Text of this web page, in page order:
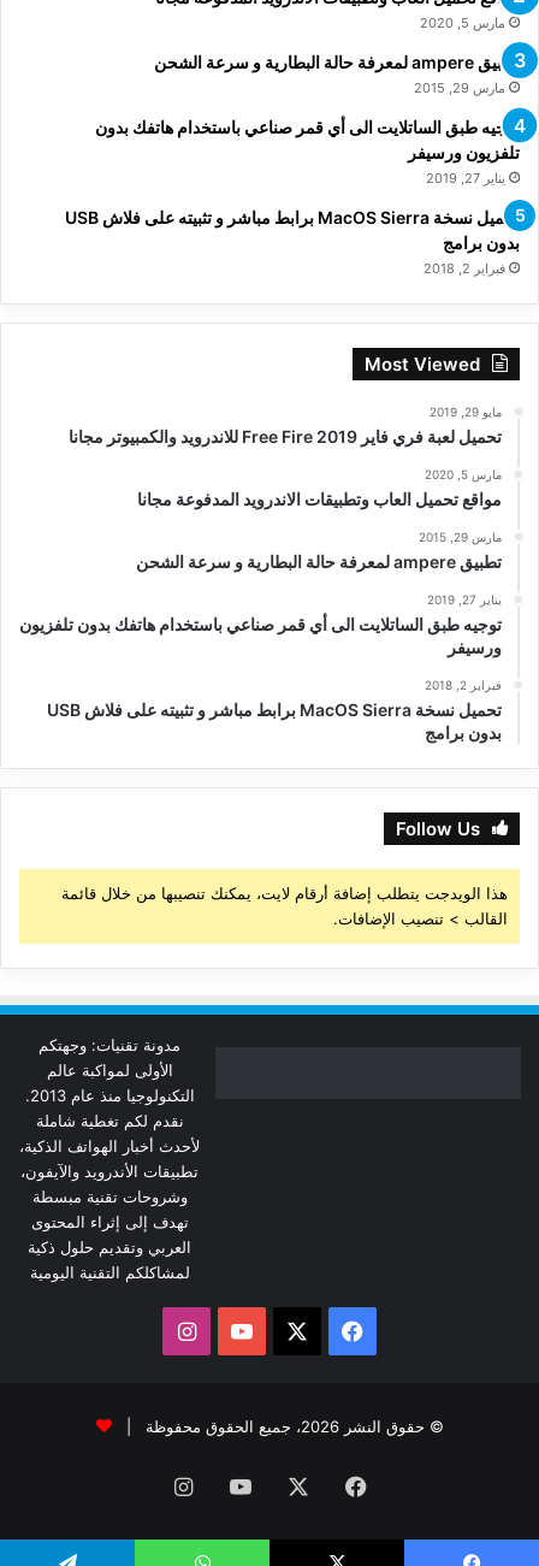
مارس 5, 2020
تطبيق ampere لمعرفة حالة البطارية و سرعة الشحن
مارس 29, 2015
توجيه طبق الساتلايت الى أي قمر صناعي باستخدام هاتفك بدون
تلفزيون ورسيفر
يناير 27, 2019
تحميل نسخة MacOS Sierra برابط مباشر و تثبيته على فلاش USB
بدون برامج
فبراير 2, 2018
Most Viewed
مايو 29, 2019
تحميل لعبة فري فاير Free Fire 2019 للاندرويد والكمبيوتر مجانا
مارس 5, 2020
مواقع تحميل العاب وتطبيقات الاندرويد المدفوعة مجانا
مارس 29, 2015
تطبيق ampere لمعرفة حالة البطارية و سرعة الشحن
يناير 27, 2019
توجيه طبق الساتلايت الى أي قمر صناعي باستخدام هاتفك بدون تلفزيون
ورسيفر
فبراير 2, 2018
تحميل نسخة MacOS Sierra برابط مباشر و تثبيته على فلاش USB
بدون برامج
Follow Us
هذا الويدجت يتطلب إضافة أرقام لايت، يمكنك تنصيبها من خلال قائمة
القالب > تنصيب الإضافات.
مدونة تقنيات: وجهتكم
الأولى لمواكبة عالم
التكنولوجيا منذ عام 2013.
نقدم لكم تغطية شاملة
لأحدث أخبار الهواتف الذكية،
تطبيقات الأندرويد والآيفون،
وشروحات تقنية مبسطة
تهدف إلى إثراء المحتوى
العربي وتقديم حلول ذكية
لمشاكلكم التقنية اليومية
فيسبوك ‫YouTubeانستقرام
© حقوق النشر 2026، جميع الحقوق محفوظة |
فيسبوك ‫YouTubeانستقرام